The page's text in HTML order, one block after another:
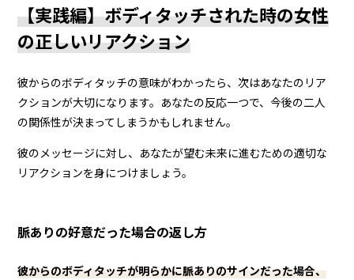
【実践編】ボディタッチされた時の女性
の正しいリアクション
彼からのボディタッチの意味がわかったら、次はあなたのリア
クションが大切になります。あなたの反応一つで、今後の二人
の関係性が決まってしまうかもしれません。
彼のメッセージに対し、あなたが望む未来に進むための適切な
リアクションを身につけましょう。
脈ありの好意だった場合の返し方
彼からのボディタッチが明らかに脈ありのサインだった場合、